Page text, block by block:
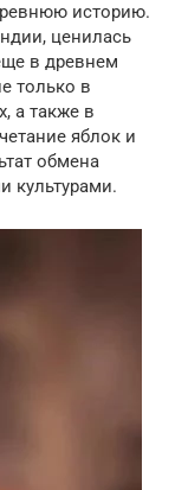
историю.
ценилась
в древнем
только в
а также в
яблок и
обмена
культурами.